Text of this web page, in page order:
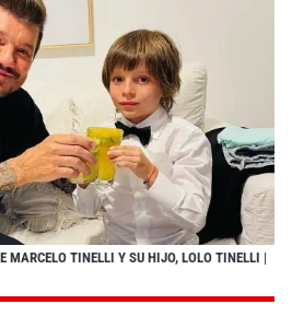
MARCELO TINELLI Y SU HIJO, LOLO TINELLI |